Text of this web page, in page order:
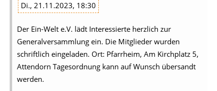
Di., 21.11.2023, 18:30
Der Ein-Welt e.V. lädt Interessierte herzlich zur
Generalversammlung ein. Die Mitglieder wurden
schriftlich eingeladen. Ort: Pfarrheim, Am Kirchplatz 5,
Attendorn Tagesordnung kann auf Wunsch übersandt
werden.